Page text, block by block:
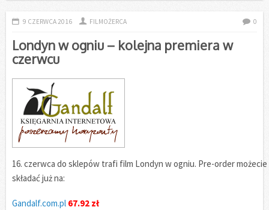
9 CZERWCA 2016 FILMOŻERCA 0
Londyn w ogniu – kolejna premiera w
czerwcu
16. czerwca do sklepów trafi film Londyn w ogniu. Pre-order możecie
składać już na:
Gandalf.com.pl 67.92 zł